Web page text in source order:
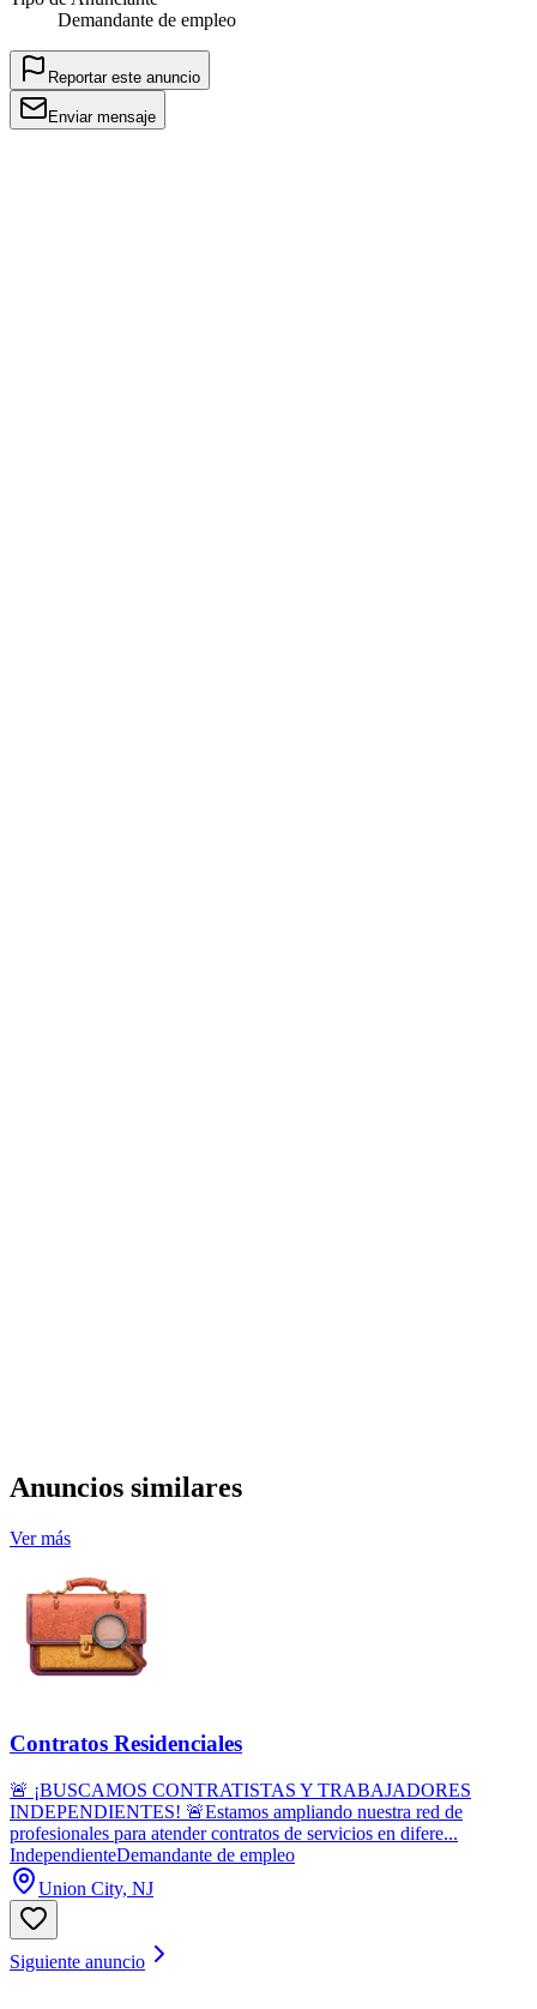
Demandante de empleo
Reportar este anuncio
Enviar mensaje
Anuncios similares
Ver más
Contratos Residenciales
🚨 ¡BUSCAMOS CONTRATISTAS Y TRABAJADORES
INDEPENDIENTES! 🚨Estamos ampliando nuestra red de
profesionales para atender contratos de servicios en difere...
IndependienteDemandante de empleo
Union City, NJ
Siguiente anuncio